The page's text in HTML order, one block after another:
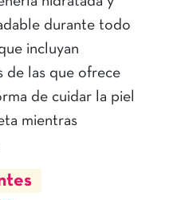
durante todo
incluyan
de las que ofrece
de cuidar la piel
mientras